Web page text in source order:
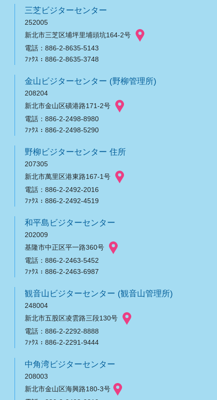
三芝ビジターセンター
252005
新北市三芝区埔坪里埔頭坑164-2号
電話：886-2-8635-5143
ﾌｧｸｽ：886-2-8635-3748
金山ビジターセンター (野柳管理所)
208204
新北市金山区磺港路171-2号
電話：886-2-2498-8980
ﾌｧｸｽ：886-2-2498-5290
野柳ビジターセンター 住所
207305
新北市萬里区港東路167-1号
電話：886-2-2492-2016
ﾌｧｸｽ：886-2-2492-4519
和平島ビジターセンター
202009
基隆市中正区平一路360号
電話：886-2-2463-5452
ﾌｧｸｽ：886-2-2463-6987
観音山ビジターセンター (観音山管理所)
248004
新北市五股区凌雲路三段130号
電話：886-2-2292-8888
ﾌｧｸｽ：886-2-2291-9444
中角湾ビジターセンター
208003
新北市金山区海興路180-3号